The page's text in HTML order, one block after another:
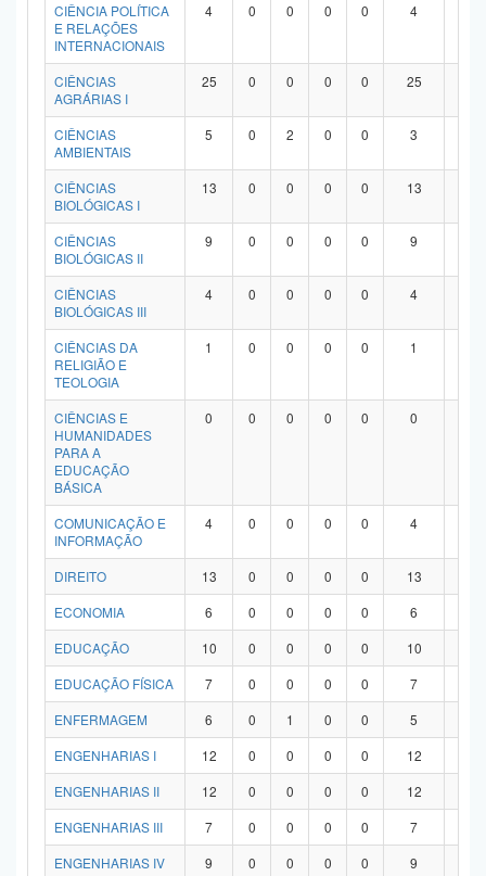
CIÊNCIA POLÍTICA
E RELAÇÕES
INTERNACIONAIS
4 0 0 0 0 4
CIÊNCIAS
AGRÁRIAS I
25 0 0 0 0 25
CIÊNCIAS
AMBIENTAIS
5 0 2 0 0 3
CIÊNCIAS
BIOLÓGICAS I
13 0 0 0 0 13
CIÊNCIAS
BIOLÓGICAS II
9 0 0 0 0 9
CIÊNCIAS
BIOLÓGICAS III
4 0 0 0 0 4
CIÊNCIAS DA
RELIGIÃO E
TEOLOGIA
1 0 0 0 0 1
CIÊNCIAS E
HUMANIDADES
PARA A
EDUCAÇÃO
BÁSICA
0 0 0 0 0 0
COMUNICAÇÃO E
INFORMAÇÃO
4 0 0 0 0 4
DIREITO 13 0 0 0 0 13
ECONOMIA
6 0 0 0 0 6
EDUCAÇÃO
10 0 0 0 0 10
EDUCAÇÃO FÍSICA
7 0 0 0 0 7
ENFERMAGEM
6 0 1 0 0 5
ENGENHARIAS I
12 0 0 0 0 12
ENGENHARIAS II
12 0 0 0 0 12
ENGENHARIAS III
7 0 0 0 0 7
ENGENHARIAS IV
9 0 0 0 0 9